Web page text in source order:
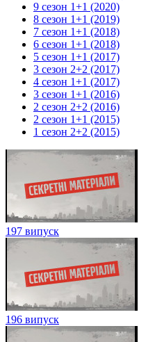
9 сезон 1+1 (2020)
8 сезон 1+1 (2019)
7 сезон 1+1 (2018)
6 сезон 1+1 (2018)
5 сезон 1+1 (2017)
3 сезон 2+2 (2017)
4 сезон 1+1 (2017)
3 сезон 1+1 (2016)
2 сезон 2+2 (2016)
2 сезон 1+1 (2015)
1 сезон 2+2 (2015)
197 випуск
196 випуск